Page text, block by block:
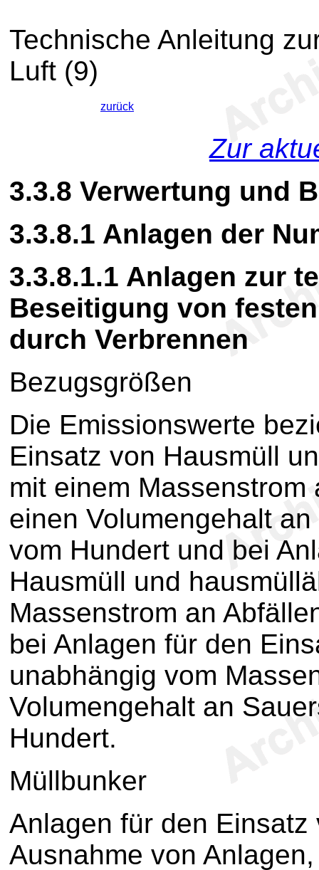
Technische Anleitung
Luft (9)
zurück
Zur
3.3.8 Verwertung und
3.3.8.1 Anlagen der
3.3.8.1.1 Anlagen zur
Beseitigung von
durch Verbrennen
Bezugsgrößen
Die Emissionswerte
Einsatz von Hausmüll
mit einem
einen Volumengehalt
vom Hundert und bei
Hausmüll und
Massenstrom an
bei Anlagen für den
unabhängig vom
Volumengehalt an
Hundert.
Müllbunker
Anlagen für den
Ausnahme von